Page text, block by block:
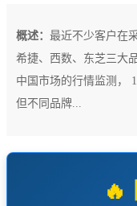
概述： 最近不少客户在
希捷、西数、东芝三大
中国市场的行情监测，
但不同品牌...
🔥